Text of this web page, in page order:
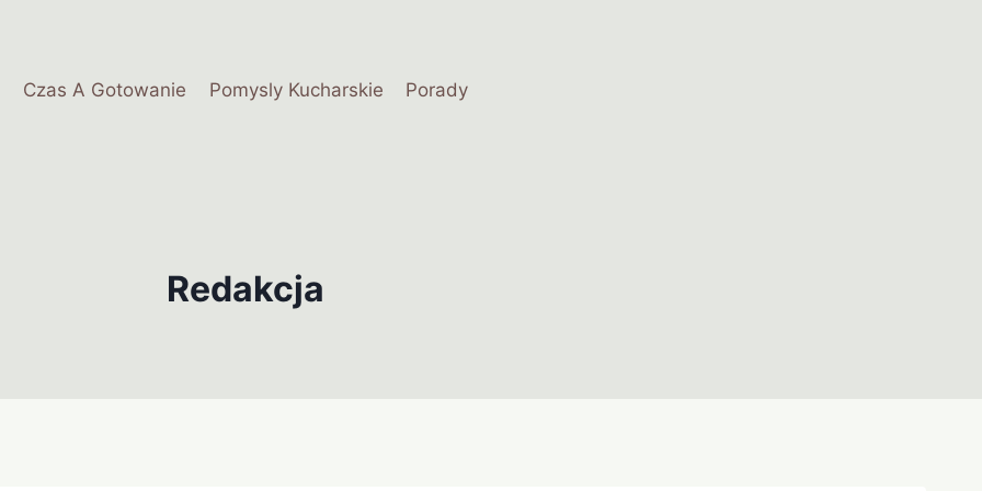
Czas A Gotowanie Pomysly Kucharskie Porady
Redakcja